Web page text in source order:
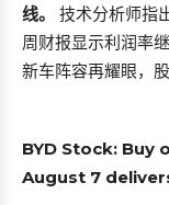
线。
技术分析师指
周财报显示利润率
新车阵容再耀眼，
BYD Stock: Buy
August 7